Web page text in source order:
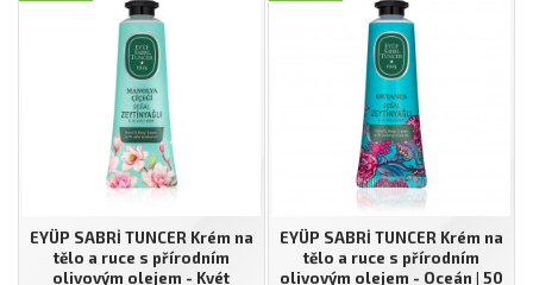
EYÜP SABRİ TUNCER Krém na
tělo a ruce s přírodním
olivovým olejem - Kvét
EYÜP SABRİ TUNCER Krém na
tělo a ruce s přírodním
olivovým olejem - Oceán | 50